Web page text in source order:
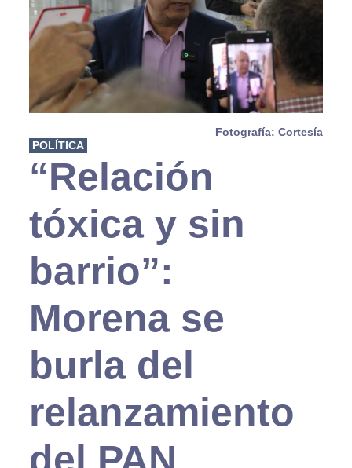
Fotografía: Cortesía
POLÍTICA
“Relación
tóxica y sin
barrio”:
Morena se
burla del
relanzamiento